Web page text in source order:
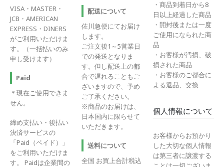
VISA・MASTER・
JCB・AMERICAN
EXPRESS・DINERS
がご利用いただけま
す。（一括払いのみ
申し受けます）
Paid
＊現在ご使用できま
せん。
締め支払い・後払い
決済サービスの
「Paid（ペイド）」
をご利用いただけま
す。 Paidは企業間の
配送について
佐川急便にてお届け
します。
ご注文後1～5営業日
での発送となりま
す。但し配送上の都
合で遅れることもご
ざいますので、予め
ご了承ください。
※商品のお届けは、
日本国内に限らせて
いただきます。
送料について
全国 お買上合計税込
・商品到着日から8
日以上経過した商品
・開封後または一度
ご使用になられた商
品
・お客様が汚損、破
損された商品
・お客様のご都合に
よる返品、交換
個人情報について
お客様からお預かり
した大切な個人情報
は第三者に譲渡する